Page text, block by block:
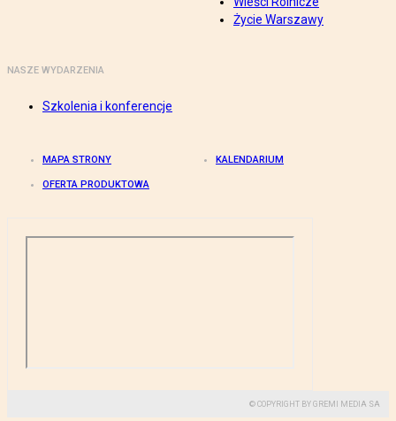
Życie Warszawy
NASZE WYDARZENIA
Szkolenia i konferencje
MAPA STRONY KALENDARIUM
OFERTA PRODUKTOWA
© COPYRIGHT BY GREMI MEDIA SA